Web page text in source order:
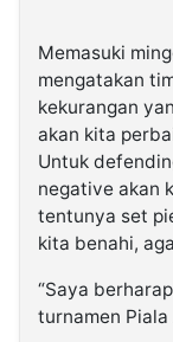
Memasuki
mengatakan
kekurangan
akan kita
Untuk
negative akan
tentunya set
kita benahi,
“Saya
turnamen Piala